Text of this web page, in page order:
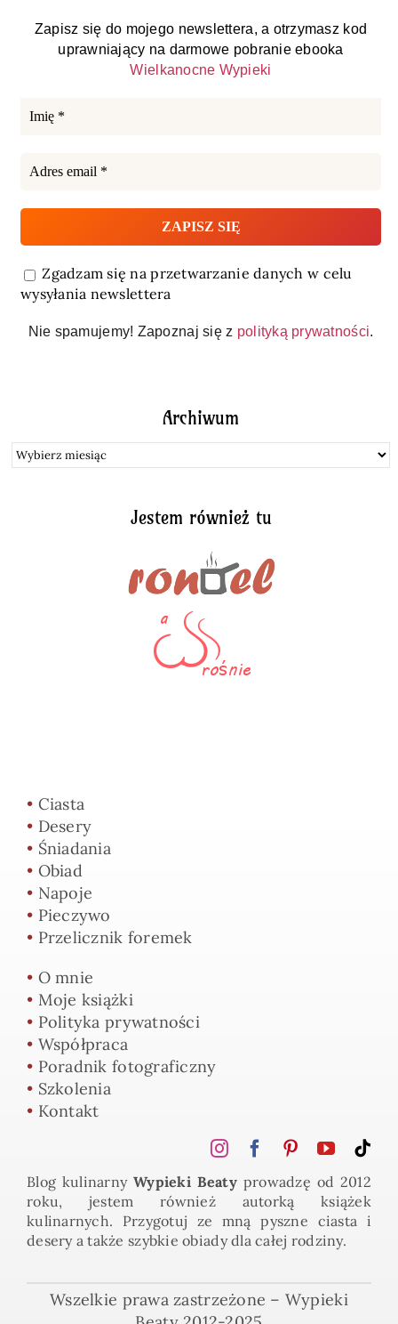
Zapisz się do mojego newslettera, a otrzymasz kod
uprawniający na darmowe pobranie ebooka
Wielkanocne Wypieki
Zgadzam się na przetwarzanie danych w celu
wysyłania newslettera
Nie spamujemy! Zapoznaj się z polityką prywatności.
Archiwum
Archiwum
Jestem również tu
• Ciasta
• Desery
• Śniadania
• Obiad
• Napoje
• Pieczywo
• Przelicznik foremek
• O mnie
• Moje książki
• Polityka prywatności
• Współpraca
• Poradnik fotograficzny
• Szkolenia
• Kontakt
Blog kulinarny Wypieki Beaty prowadzę od 2012
roku, jestem również autorką książek
kulinarnych. Przygotuj ze mną pyszne ciasta i
desery a także szybkie obiady dla całej rodziny.
Wszelkie prawa zastrzeżone – Wypieki